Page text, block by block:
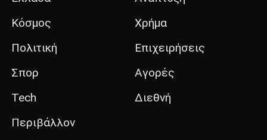
Κόσμος
Πολιτική
Σπορ
Tech
Περιβάλλον
Χρήμα
Επιχειρήσεις
Αγορές
Διεθνή